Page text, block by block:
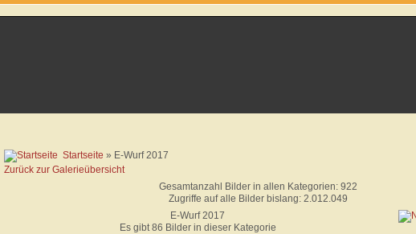
Startseite » E-Wurf 2017
Zurück zur Galerieübersicht
Gesamtanzahl Bilder in allen Kategorien: 922
Zugriffe auf alle Bilder bislang: 2.012.049
E-Wurf 2017
Es gibt 86 Bilder in dieser Kategorie